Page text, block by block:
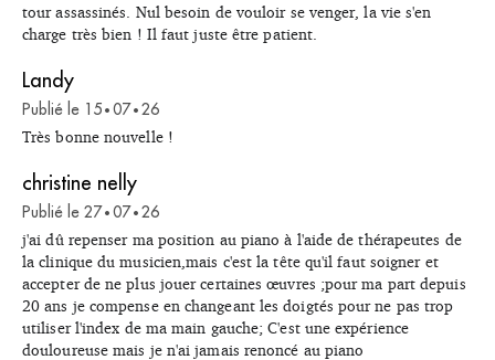
tour assassinés. Nul besoin de vouloir se venger, la vie s'en
charge très bien ! Il faut juste être patient.
Landy
Publié le 15 • 07 • 26
Très bonne nouvelle !
christine nelly
Publié le 27 • 07 • 26
j'ai dû repenser ma position au piano à l'aide de thérapeutes de
la clinique du musicien,mais c'est la tête qu'il faut soigner et
accepter de ne plus jouer certaines œuvres ;pour ma part depuis
20 ans je compense en changeant les doigtés pour ne pas trop
utiliser l'index de ma main gauche; C'est une expérience
douloureuse mais je n'ai jamais renoncé au piano